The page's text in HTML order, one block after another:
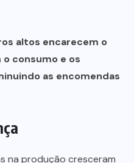
altos encarecem o
consumo e os
as encomendas
na produção cresceram